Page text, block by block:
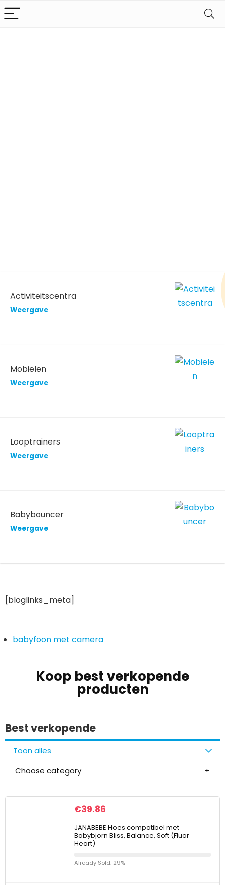
Activiteitscentra
Weergave
Mobielen
Weergave
Looptrainers
Weergave
Babybouncer
Weergave
[bloglinks_meta]
babyfoon met camera
Koop best verkopende
producten
Best verkopende
Toon alles
Choose category
€39.86
JANABEBE Hoes compatibel met
Babybjorn Bliss, Balance, Soft (Fluor
Heart)
Already Sold: 29%